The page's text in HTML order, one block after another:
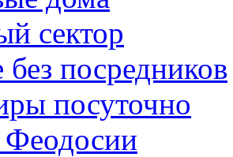
сектор
посредников
посуточно